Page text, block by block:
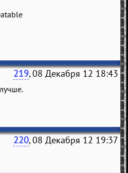
219, 08 Декабря 12 18:43
220, 08 Декабря 12 19:37